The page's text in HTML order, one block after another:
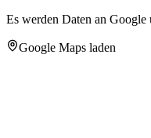
Es werden Daten an Google
Google Maps laden